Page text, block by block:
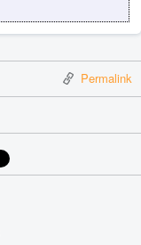
Permalink